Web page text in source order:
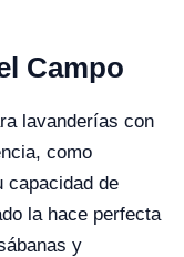
Campo
lavanderías con
como
capacidad de
la hace perfecta
y